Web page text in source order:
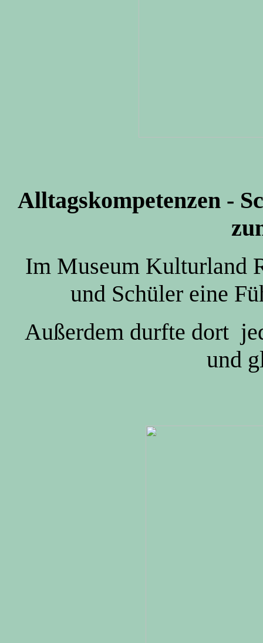
Alltagskompetenzen -
Im Museum Kulturland
und Schüler eine
Außerdem durfte dort
und